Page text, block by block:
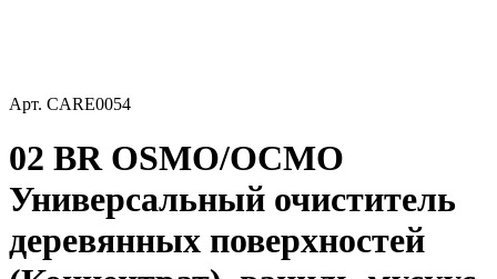
Арт. CARE0054
02 BR OSMO/ОСМО
Универсальный очиститель
деревянных поверхностей